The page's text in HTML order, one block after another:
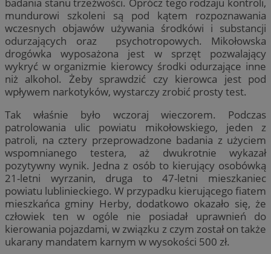
mundurowi szkoleni są pod kątem rozpoznawania
wczesnych objawów używania środkówi i substancji
odurzających oraz psychotropowych. Mikołowska
drogówka wyposażona jest w sprzęt pozwalający
wykryć w organizmie kierowcy środki odurzające inne
niż alkohol. Żeby sprawdzić czy kierowca jest pod
wpływem narkotyków, wystarczy zrobić prosty test.
Tak właśnie było wczoraj wieczorem. Podczas
patrolowania ulic powiatu mikołowskiego, jeden z
patroli, na cztery przeprowadzone badania z użyciem
wspomnianego testera, aż dwukrotnie wykazał
pozytywny wynik. Jedna z osób to kierujący osobówką
21-letni wyrzanin, druga to 47-letni mieszkaniec
powiatu lublinieckiego. W przypadku kierującego fiatem
mieszkańca gminy Herby, dodatkowo okazało się, że
człowiek ten w ogóle nie posiadał uprawnień do
kierowania pojazdami, w związku z czym został on także
ukarany mandatem karnym w wysokości 500 zł.